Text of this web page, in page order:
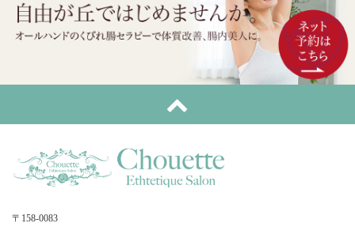
〒158-0083